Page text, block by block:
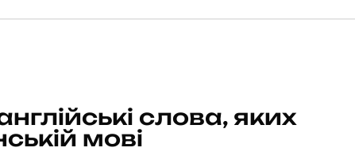
слова, яких
мові